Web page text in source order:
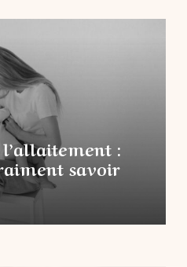
:
savoir